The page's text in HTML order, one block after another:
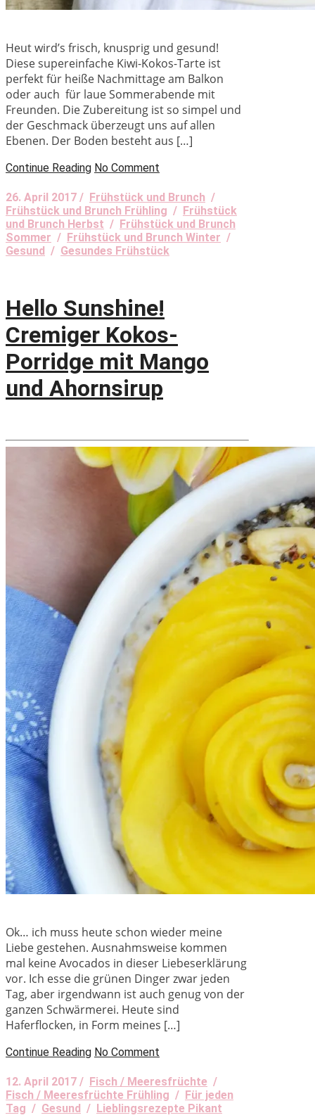
Heut wird’s frisch, knusprig und gesund!
Diese supereinfache Kiwi-Kokos-Tarte ist
perfekt für heiße Nachmittage am Balkon
oder auch für laue Sommerabende mit
Freunden. Die Zubereitung ist so simpel und
der Geschmack überzeugt uns auf allen
Ebenen. Der Boden besteht aus […]
Continue Reading No Comment
26. April 2017 / Frühstück und Brunch /
Frühstück und Brunch Frühling / Frühstück
und Brunch Herbst / Frühstück und Brunch
Sommer / Frühstück und Brunch Winter /
Gesund / Gesundes Frühstück
Hello Sunshine!
Cremiger Kokos-
Porridge mit Mango
und Ahornsirup
Ok… ich muss heute schon wieder meine
Liebe gestehen. Ausnahmsweise kommen
mal keine Avocados in dieser Liebeserklärung
vor. Ich esse die grünen Dinger zwar jeden
Tag, aber irgendwann ist auch genug von der
ganzen Schwärmerei. Heute sind
Haferflocken, in Form meines […]
Continue Reading No Comment
12. April 2017 / Fisch / Meeresfrüchte /
Fisch / Meeresfrüchte Frühling / Für jeden
Tag / Gesund / Lieblingsrezepte Pikant